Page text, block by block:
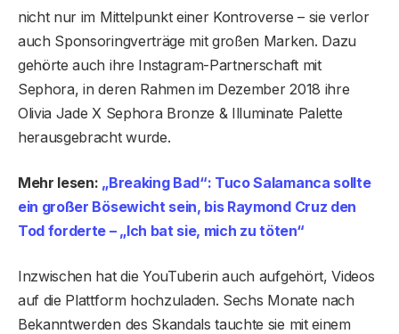
nicht nur im Mittelpunkt einer Kontroverse – sie verlor
auch Sponsoringverträge mit großen Marken. Dazu
gehörte auch ihre Instagram-Partnerschaft mit
Sephora, in deren Rahmen im Dezember 2018 ihre
Olivia Jade X Sephora Bronze & Illuminate Palette
herausgebracht wurde.
Mehr lesen: „Breaking Bad“: Tuco Salamanca sollte
ein großer Bösewicht sein, bis Raymond Cruz den
Tod forderte – „Ich bat sie, mich zu töten“
Inzwischen hat die YouTuberin auch aufgehört, Videos
auf die Plattform hochzuladen. Sechs Monate nach
Bekanntwerden des Skandals tauchte sie mit einem